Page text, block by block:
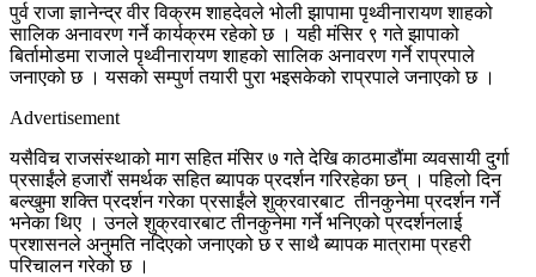
पुर्व राजा ज्ञानेन्द्र वीर विक्रम शाहदेवले भोली झापामा पृथ्वीनारायण शाहको
सालिक अनावरण गर्ने कार्यक्रम रहेको छ । यही मंसिर ९ गते झापाको
बिर्तामोडमा राजाले पृथ्वीनारायण शाहको सालिक अनावरण गर्ने राप्रपाले
जनाएको छ । यसको सम्पुर्ण तयारी पुरा भइसकेको राप्रपाले जनाएको छ ।
Advertisement
यसैविच राजसंस्थाको माग सहित मंसिर ७ गते देखि काठमाडौंमा व्यवसायी दुर्गा
प्रसाईंले हजारौं समर्थक सहित ब्यापक प्रदर्शन गरिरहेका छन् । पहिलो दिन
बल्खुमा शक्ति प्रदर्शन गरेका प्रसाईंले शुक्रवारबाट तीनकुनेमा प्रदर्शन गर्ने
भनेका थिए । उनले शुक्रवारबाट तीनकुनेमा गर्ने भनिएको प्रदर्शनलाई
प्रशासनले अनुमति नदिएको जनाएको छ र साथै ब्यापक मात्रामा प्रहरी
परिचालन गरेको छ ।